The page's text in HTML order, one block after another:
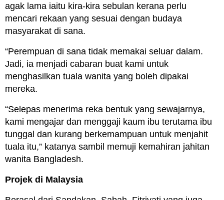
agak lama iaitu kira-kira sebulan kerana perlu
mencari rekaan yang sesuai dengan budaya
masyarakat di sana.
“Perempuan di sana tidak memakai seluar dalam.
Jadi, ia menjadi cabaran buat kami untuk
menghasilkan tuala wanita yang boleh dipakai
mereka.
“Selepas menerima reka bentuk yang sewajarnya,
kami mengajar dan menggaji kaum ibu terutama ibu
tunggal dan kurang berkemampuan untuk menjahit
tuala itu,” katanya sambil memuji kemahiran jahitan
wanita Bangladesh.
Projek di Malaysia